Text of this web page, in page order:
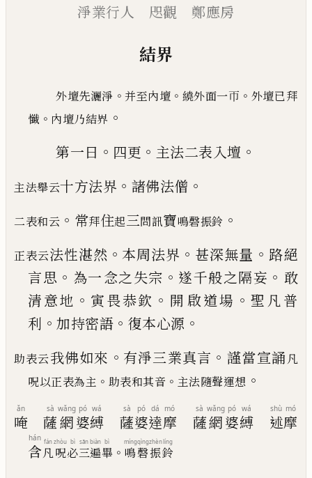
淨業行人 咫觀 鄭應房
結界
外壇先灑淨 。 并至內壇 。 繞外面一帀 。 外壇已拜
懺 。 內壇乃結界 。
第一日 。 四更 。 主法二表入壇 。
主法舉云十方法界 。 諸佛法僧 。
二表和云 。 常拜住起三問訊寶鳴磬振鈴 。
正表云法性湛然 。 本周法界 。 甚深無量 。 路絕
言思 。 為一念之失宗 。 遂千般之隔妄 。 敢
清意地 。 寅畏恭欽 。 開 啟道場 。 聖凡普
利 。 加持密語 。 復本心源 。
助表云我佛如來 。 有淨三業真言 。 謹當宣誦 凡
呪以正表為主 。 助表和其音 。 主法隨聲運想 。
唵
ǎn
薩
sà
網
wǎng
婆
pó
縛
wá
薩
sà
婆
pó
達
dá
摩
mó
薩
sà
網
wǎng
婆
pó
縛
wá
述
shù
摩
mó
含
hán
凡
fán
呪
zhòu
必
bì
三
sān
遍
biàn
畢
bì
。 鳴
míng
磬
qìng
振
zhèn
鈴
líng